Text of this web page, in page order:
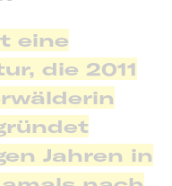
eine
die 2011
Jahren in